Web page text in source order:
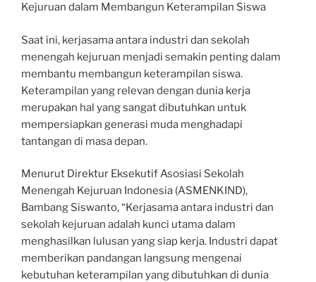
Kejuruan dalam Membangun Keterampilan Siswa
Saat ini, kerjasama antara industri dan sekolah
menengah kejuruan menjadi semakin penting dalam
membantu membangun keterampilan siswa.
Keterampilan yang relevan dengan dunia kerja
merupakan hal yang sangat dibutuhkan untuk
mempersiapkan generasi muda menghadapi
tantangan di masa depan.
Menurut Direktur Eksekutif Asosiasi Sekolah
Menengah Kejuruan Indonesia (ASMENKIND),
Bambang Siswanto, “Kerjasama antara industri dan
sekolah kejuruan adalah kunci utama dalam
menghasilkan lulusan yang siap kerja. Industri dapat
memberikan pandangan langsung mengenai
kebutuhan keterampilan yang dibutuhkan di dunia